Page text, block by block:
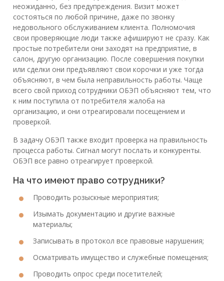
неожиданно, без предупреждения. Визит может
состояться по любой причине, даже по звонку
недовольного обслуживанием клиента. Полномочия
свои проверяющие люди также афишируют не сразу. Как
простые потребители они заходят на предприятие, в
салон, другую организацию. После совершения покупки
или сделки они предъявляют свои корочки и уже тогда
объясняют, в чем была неправильность работы. Чаще
всего свой приход сотрудники ОБЭП объясняют тем, что
к ним поступила от потребителя жалоба на
организацию, и они отреагировали посещением и
проверкой.
В задачу ОБЭП также входит проверка на правильность
процесса работы. Сигнал могут послать и конкуренты.
ОБЭП все равно отреагирует проверкой.
На что имеют право сотрудники?
Проводить розыскные мероприятия;
Изымать документацию и другие важные
материалы;
Записывать в протокол все правовые нарушения;
Осматривать имущество и служебные помещения;
Проводить опрос среди посетителей;